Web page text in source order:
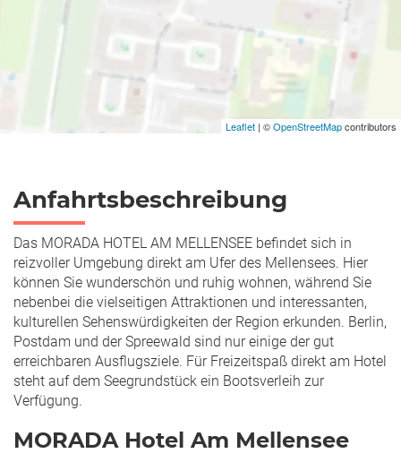
Leaflet | ©OpenStreetMapcontributors
Anfahrtsbeschreibung
Das MORADA HOTEL AM MELLENSEE befindet sich in
reizvoller Umgebung direkt am Ufer des Mellensees. Hier
können Sie wunderschön und ruhig wohnen, während Sie
nebenbei die vielseitigen Attraktionen und interessanten,
kulturellen Sehenswürdigkeiten der Region erkunden. Berlin,
Postdam und der Spreewald sind nur einige der gut
erreichbaren Ausflugsziele. Für Freizeitspaß direkt am Hotel
steht auf dem Seegrundstück ein Bootsverleih zur
Verfügung.
MORADA Hotel Am Mellensee